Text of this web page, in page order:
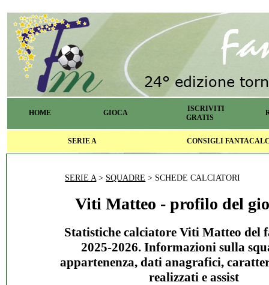
HOME GIOCA
ISCRIVITI
GRATIS
SERIE A CONSIGLI
SERIE A> SQUADRE > SCHEDE CALCIATORI
Viti Matteo - profilo del
Statistiche calciatore Viti Matteo del
2025-2026. Informazioni sulla
appartenenza, dati anagrafici,
realizzati e assist